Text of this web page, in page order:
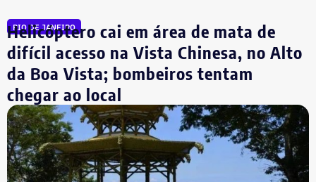
Globo
Destroços da aeronave, um Robinson 44, foram
localizados pela equipe do Grupamento de Operações
Aéreas.
Há registro de fogo na região, e militares especializados
em combate a incêndios florestais também foram
mobilizados.
RIO DE JANEIRO
Helicóptero cai em área de mata de
difícil acesso na Vista Chinesa, no Alto
da Boa Vista; bombeiros tentam
chegar ao local